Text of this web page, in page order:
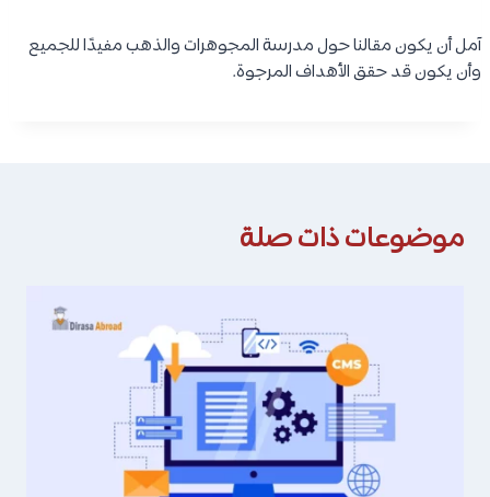
آمل أن يكون مقالنا حول مدرسة المجوهرات والذهب مفيدًا للجميع
وأن يكون قد حقق الأهداف المرجوة.
موضوعات ذات صلة